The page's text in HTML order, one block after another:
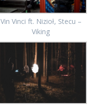
Vin Vinci ft. Nizioł, Stecu –
Viking